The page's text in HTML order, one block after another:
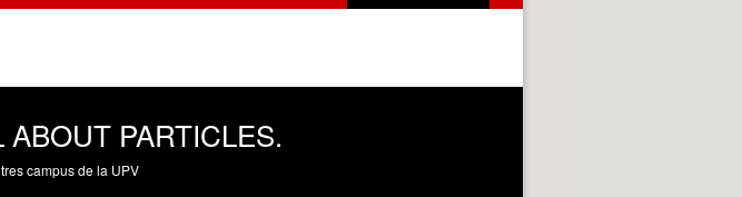
PARTICLES.
campus de la UPV